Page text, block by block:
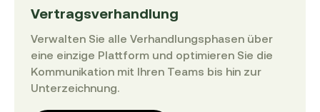
Vertragsverhandlung
Verwalten Sie alle Verhandlungsphasen über
eine einzige Plattform und optimieren Sie die
Kommunikation mit Ihren Teams bis hin zur
Unterzeichnung.